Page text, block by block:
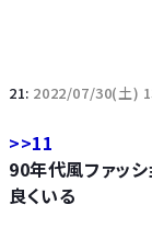
21: 2022/07/30(土)
>>11
90年代風ファッ
良くいる